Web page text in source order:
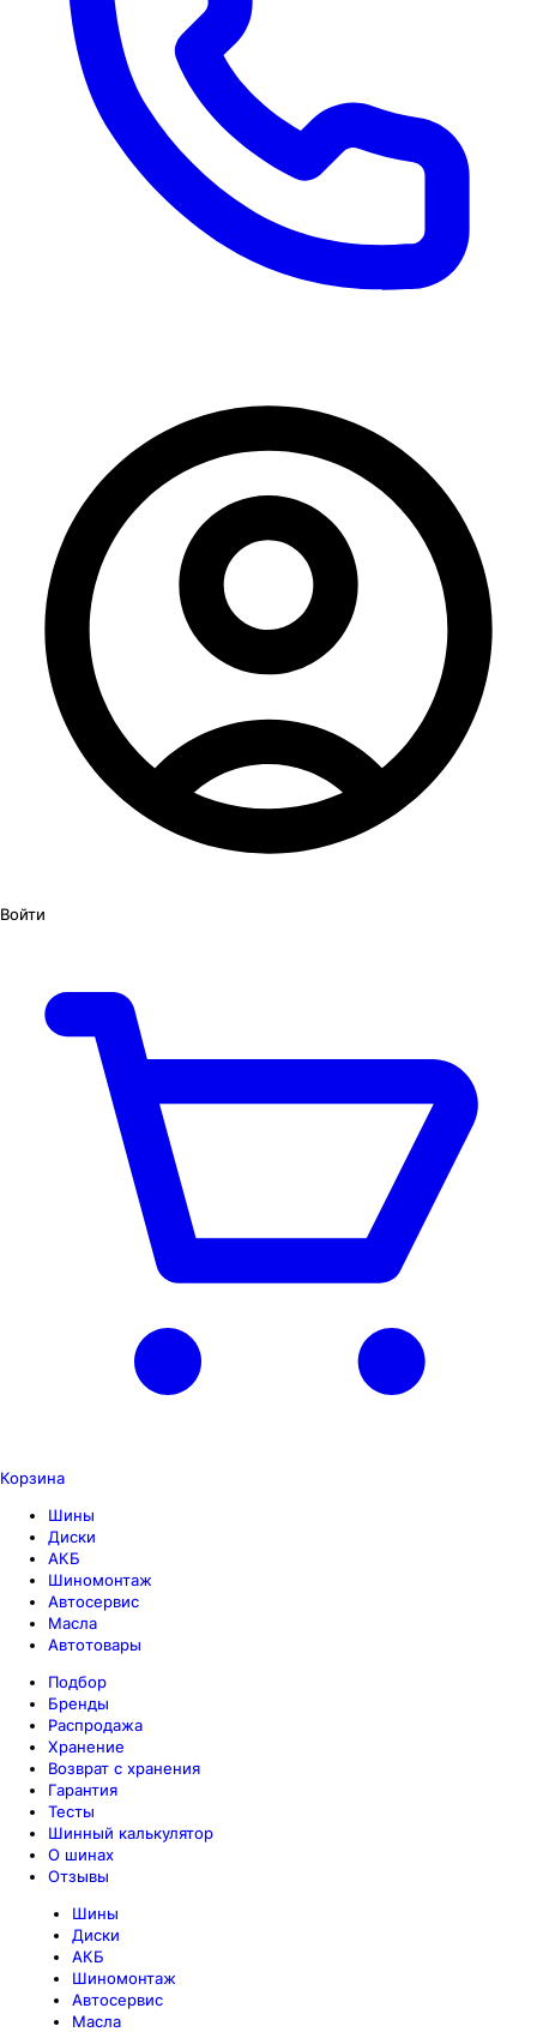
Войти
Корзина
Шины
Диски
АКБ
Шиномонтаж
Автосервис
Масла
Автотовары
Подбор
Бренды
Распродажа
Хранение
Возврат с хранения
Гарантия
Тесты
Шинный калькулятор
О шинах
Отзывы
Шины
Диски
АКБ
Шиномонтаж
Автосервис
Масла